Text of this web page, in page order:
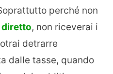
perché non
diretto, non riceverai i
detrarre
dalle tasse, quando